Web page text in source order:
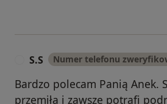
S.S Numer telefonu
Bardzo polecam Panią Anek.
przemiła i zawsze potrafi